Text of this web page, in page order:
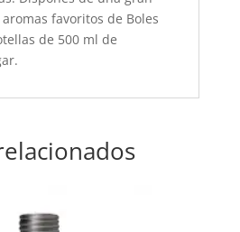
favoritos de Boles
de 500 ml de